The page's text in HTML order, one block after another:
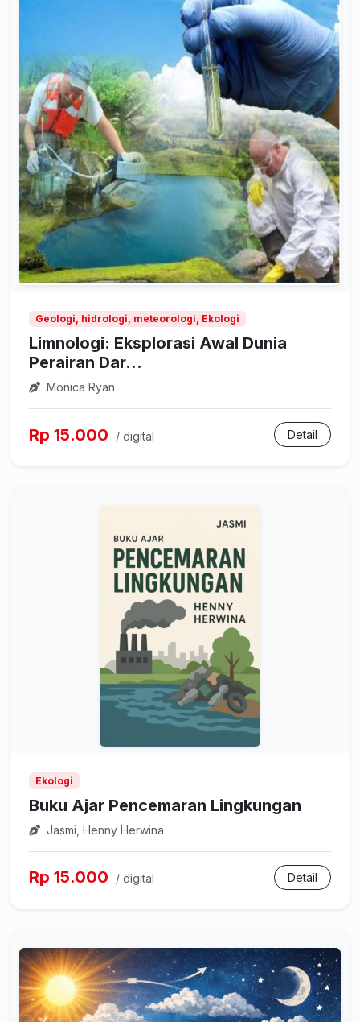
Geologi, hidrologi, meteorologi, Ekologi
Limnologi: Eksplorasi Awal Dunia
Perairan Dar...
Monica Ryan
Rp 15.000 / digital Detail
Ekologi
Buku Ajar Pencemaran Lingkungan
Jasmi, Henny Herwina
Rp 15.000 / digital Detail